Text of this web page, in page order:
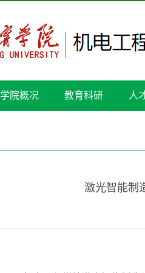
学院概况 教育科研 人
激光智能制